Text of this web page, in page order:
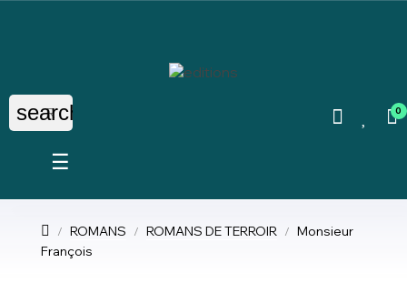
search 0
Basculer
navigation
☰
ROMANS ROMANS DE TERROIR
Monsieur
François